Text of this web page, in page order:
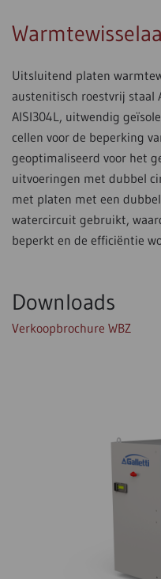
Uitsluitend platen
austenitisch roestvrij staal
AISI304L, uitwendig
cellen voor de beperking
geoptimaliseerd voor het
uitvoeringen met dubbel
met platen met een
watercircuit gebruikt,
beperkt en de efficiëntie
Downloads
Verkoopbrochure WBZ